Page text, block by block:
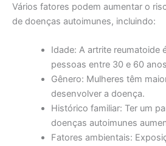
Vários fatores podem aumentar o
de doenças autoimunes, incluindo:
Idade: A artrite reumatoide
pessoas entre 30 e 60
Gênero: Mulheres têm
desenvolver a doença.
Histórico familiar: Ter um
doenças autoimunes
Fatores ambientais: